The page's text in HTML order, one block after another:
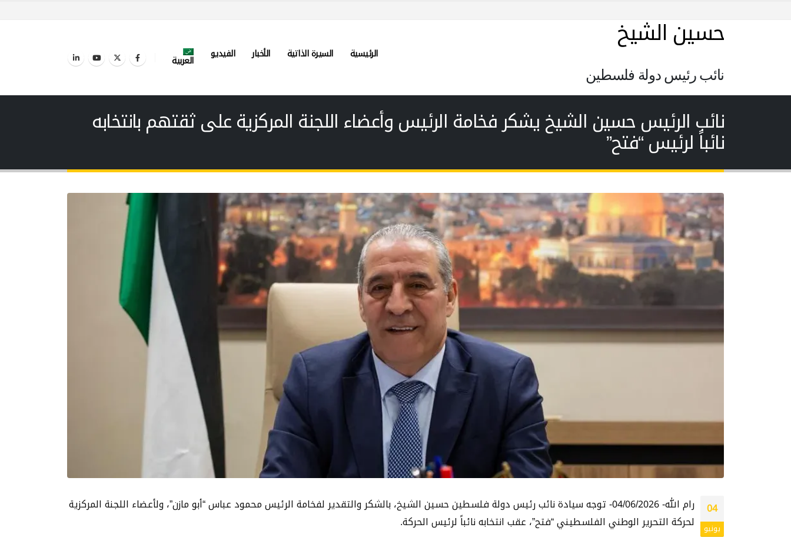
حسين الشيخ
نائب رئيس دولة فلسطين
الرئيسية السيرة الذاتية الأخبار الفيديو العربية
نائب الرئيس حسين الشيخ يشكر فخامة الرئيس وأعضاء اللجنة المركزية على ثقتهم بانتخابه
نائباً لرئيس “فتح”
04
يونيو
رام الله- 04/06/2026- توجه سيادة نائب رئيس دولة فلسطين حسين الشيخ، بالشكر والتقدير لفخامة الرئيس محمود عباس “أبو مازن”، ولأعضاء اللجنة المركزية
لحركة التحرير الوطني الفلسطيني “فتح”، عقب انتخابه نائباً لرئيس الحركة.